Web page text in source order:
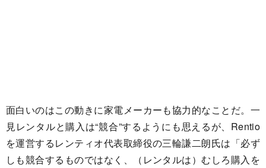
面白いのはこの動きに家電メーカーも協力的なことだ。一
見レンタルと購入は“競合”するようにも思えるが、Rentio
を運営するレンティオ代表取締役の三輪謙二朗氏は「必ず
しも競合するものではなく、（レンタルは）むしろ購入を